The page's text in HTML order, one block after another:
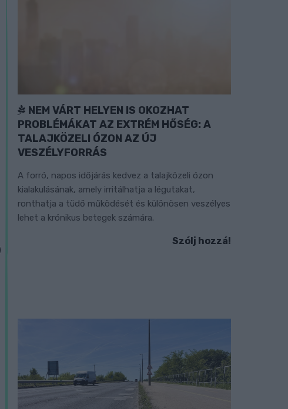
NEM VÁRT HELYEN IS OKOZHAT
PROBLÉMÁKAT AZ EXTRÉM HŐSÉG: A
TALAJKÖZELI ÓZON AZ ÚJ
VESZÉLYFORRÁS
A forró, napos időjárás kedvez a talajközeli ózon
kialakulásának, amely irritálhatja a légutakat,
ronthatja a tüdő működését és különösen veszélyes
lehet a krónikus betegek számára.
Szólj hozzá!